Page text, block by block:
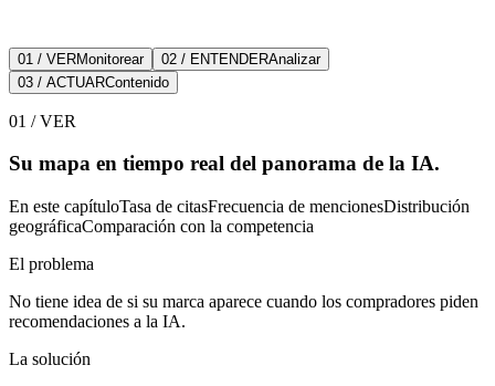
01 / VERMonitorear 02 / ENTENDERAnalizar
03 / ACTUARContenido
01 /VER
Su mapa en tiempo real del panorama de la IA.
En este capítuloTasa de citasFrecuencia de mencionesDistribución
geográficaComparación con la competencia
El problema
No tiene idea de si su marca aparece cuando los compradores piden
recomendaciones a la IA.
La solución